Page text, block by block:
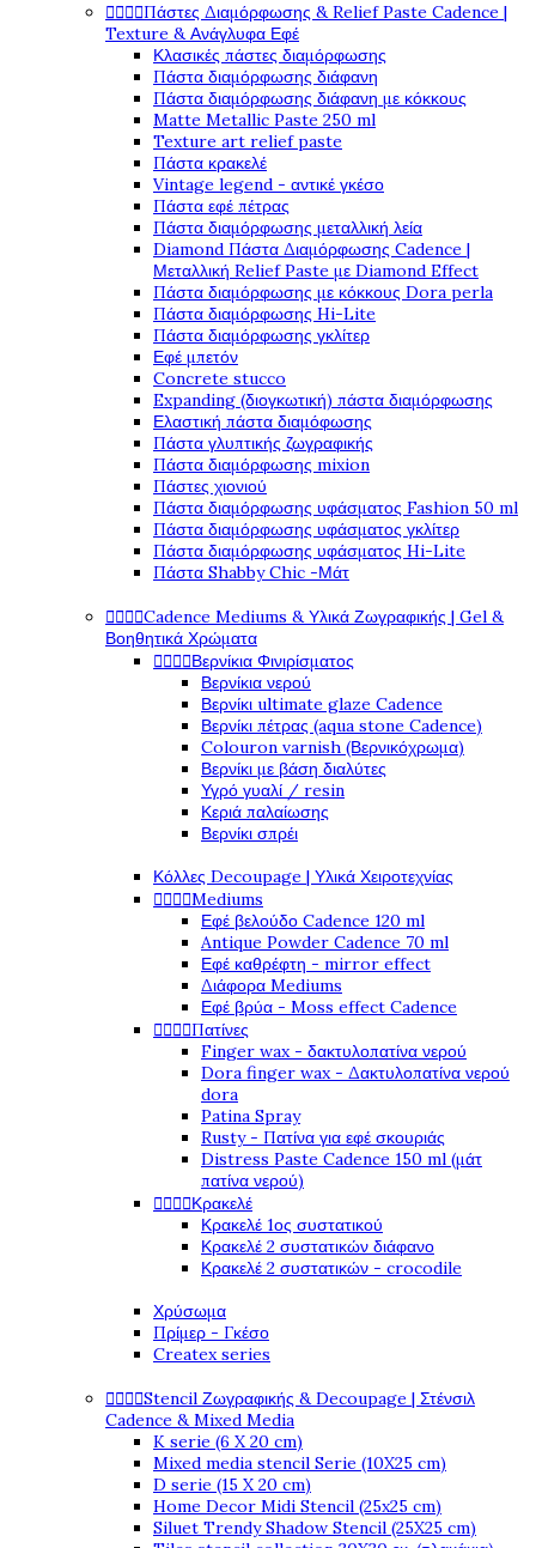
Πάστες Διαμόρφωσης & Relief Paste Cadence |
Texture & Ανάγλυφα Εφέ
Κλασικές πάστες διαμόρφωσης
Πάστα διαμόρφωσης διάφανη
Πάστα διαμόρφωσης διάφανη με κόκκους
Matte Metallic Paste 250 ml
Texture art relief paste
Πάστα κρακελέ
Vintage legend - αντικέ γκέσο
Πάστα εφέ πέτρας
Πάστα διαμόρφωσης μεταλλική λεία
Diamond Πάστα Διαμόρφωσης Cadence |
Μεταλλική Relief Paste με Diamond Effect
Πάστα διαμόρφωσης με κόκκους Dora perla
Πάστα διαμόρφωσης Hi-Lite
Πάστα διαμόρφωσης γκλίτερ
Εφέ μπετόν
Concrete stucco
Expanding (διογκωτική) πάστα διαμόρφωσης
Ελαστική πάστα διαμόφωσης
Πάστα γλυπτικής ζωγραφικής
Πάστα διαμόρφωσης mixion
Πάστες χιονιού
Πάστα διαμόρφωσης υφάσματος Fashion 50 ml
Πάστα διαμόρφωσης υφάσματος γκλίτερ
Πάστα διαμόρφωσης υφάσματος Hi-Lite
Πάστα Shabby Chic -Μάτ
Cadence Mediums & Υλικά Ζωγραφικής | Gel &
Βοηθητικά Χρώματα
Βερνίκια Φινιρίσματος
Βερνίκια νερού
Βερνίκι ultimate glaze Cadence
Βερνίκι πέτρας (aqua stone Cadence)
Colouron varnish (Βερνικόχρωμα)
Βερνίκι με βάση διαλύτες
Υγρό γυαλί / resin
Κεριά παλαίωσης
Βερνίκι σπρέι
Κόλλες Decoupage | Υλικά Χειροτεχνίας
Mediums
Εφέ βελούδο Cadence 120 ml
Antique Powder Cadence 70 ml
Εφέ καθρέφτη - mirror effect
Διάφορα Mediums
Εφέ βρύα - Moss effect Cadence
Πατίνες
Finger wax - δακτυλοπατίνα νερού
Dora finger wax - Δακτυλοπατίνα νερού
dora
Patina Spray
Rusty - Πατίνα για εφέ σκουριάς
Distress Paste Cadence 150 ml (μάτ
πατίνα νερού)
Κρακελέ
Κρακελέ 1ος συστατικού
Κρακελέ 2 συστατικών διάφανο
Κρακελέ 2 συστατικών - crocodile
Χρύσωμα
Πρίμερ - Γκέσο
Createx series
Stencil Ζωγραφικής & Decoupage | Στένσιλ
Cadence & Mixed Media
K serie (6 X 20 cm)
Mixed media stencil Serie (10X25 cm)
D serie (15 X 20 cm)
Home Decor Midi Stencil (25x25 cm)
Siluet Trendy Shadow Stencil (25X25 cm)